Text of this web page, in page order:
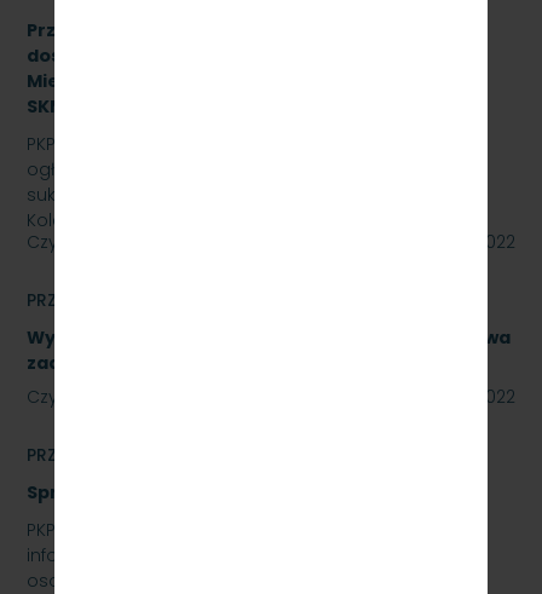
Przetarg nieograniczony na zakup i sukcesywne
dostawy olejów i smarów dla PKP Szybka Kolej
Miejska w Trójmieście Sp. z o.o., znak:
SKMMU.086.44.22.
PKP SZYBKA KOLEJ MIEJSKA W TRÓJMIEŚCIE Sp. z o.o.
ogłasza przetarg nieograniczony na zakup i
sukcesywne dostawy olejów i smarów dla PKP Szybka
Kolej…
Czytaj dalej
29 lipca 2022
PRZETARGI
Wykonanie naprawy podzespołów, obejmujące dwa
zadania. Numer referencyjny: SKMMU.086.40.22
Czytaj dalej
28 lipca 2022
PRZETARGI
Sprzedaż auta osobowego Skoda Superb
PKP SZYBKA KOLEJ MIEJSKA W TRÓJMIEŚCIE SP. Z O.O.
informuje, że wystawia na sprzedaż samochód
osobowy Skoda Superb.